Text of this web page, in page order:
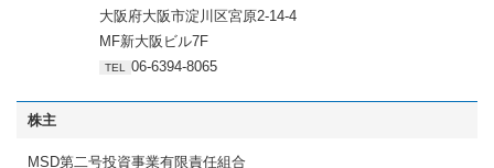
大阪府大阪市淀川区宮原2-14-4
MF新大阪ビル7F
TEL 06-6394-8065
株主
MSD第二号投資事業有限責任組合